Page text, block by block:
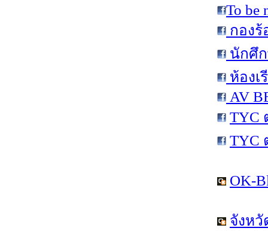
To be
กอง
นักศึ
ห้องเ
AV
TYC
TYC
OK-
จังหวั